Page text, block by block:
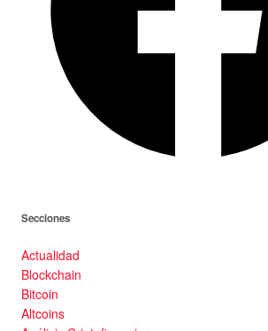
Secciones
Actualidad
Blockchain
Bitcoin
Altcoins